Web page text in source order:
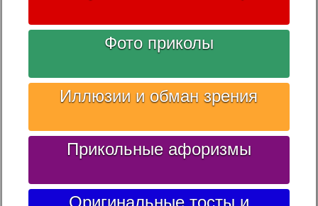
Фото приколы
Иллюзии и обман зрения
Прикольные афоризмы
Оригинальные тосты и